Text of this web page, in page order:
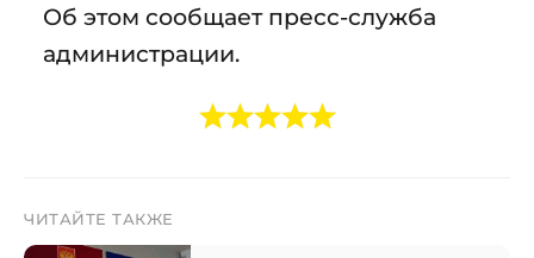
Об этом сообщает пресс-служба
администрации.
ЧИТАЙТЕ ТАКЖЕ